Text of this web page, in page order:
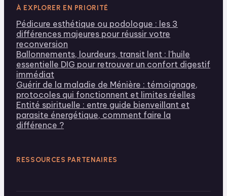
À EXPLORER EN PRIORITÉ
Pédicure esthétique ou podologue : les 3
différences majeures pour réussir votre
reconversion
Ballonnements, lourdeurs, transit lent : l'huile
essentielle DIG pour retrouver un confort digestif
immédiat
Guérir de la maladie de Ménière : témoignage,
protocoles qui fonctionnent et limites réelles
Entité spirituelle : entre guide bienveillant et
parasite énergétique, comment faire la
différence ?
RESSOURCES PARTENAIRES